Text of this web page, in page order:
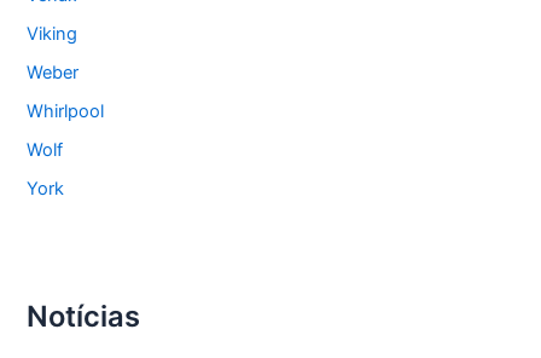
Viking
Weber
Whirlpool
Wolf
York
Notícias